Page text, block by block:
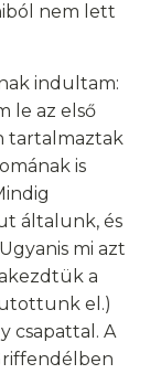
nem lett
indultam:
le az első
tartalmaztak
is
általunk, és
mi azt
a
el.)
csapattal. A